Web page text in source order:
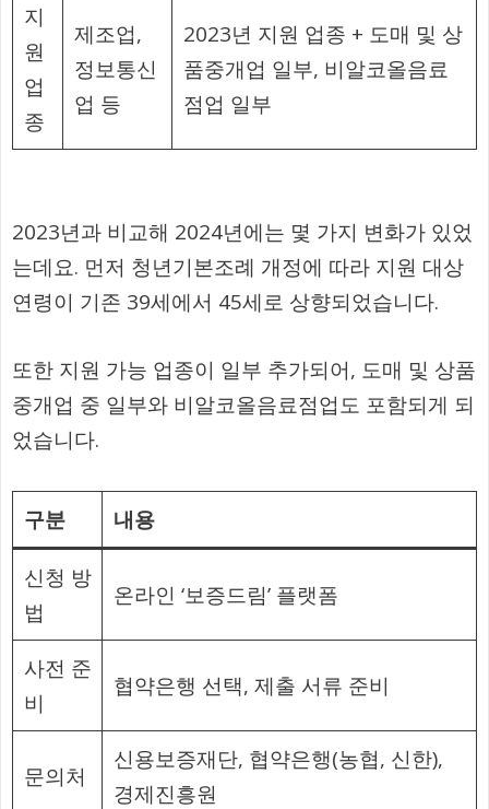
지
원
업
종
제조업,
정보통신
업 등
2023년 지원 업종 + 도매 및 상
품중개업 일부, 비알코올음료
점업 일부
2023년과 비교해 2024년에는 몇 가지 변화가 있었
는데요. 먼저 청년기본조례 개정에 따라 지원 대상
연령이 기존 39세에서 45세로 상향되었습니다.
또한 지원 가능 업종이 일부 추가되어, 도매 및 상품
중개업 중 일부와 비알코올음료점업도 포함되게 되
었습니다.
구분 내용
신청 방
법
온라인 ‘보증드림’ 플랫폼
사전 준
비
협약은행 선택, 제출 서류 준비
문의처
신용보증재단, 협약은행(농협, 신한),
경제진흥원